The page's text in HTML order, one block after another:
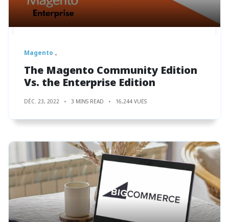
Magento
The Magento Community Edition
Vs. the Enterprise Edition
DÉC. 23, 2022 3 MINS READ 16,244 VUES